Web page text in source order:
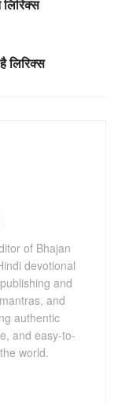
लिरिक्स
of Bhajan
devotional
and
and
authentic
and easy-to-
world.